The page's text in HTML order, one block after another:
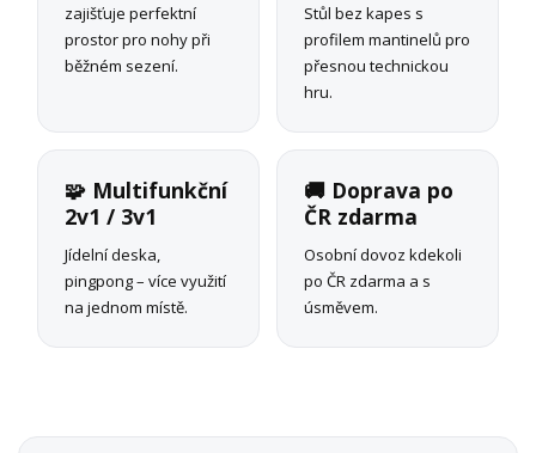
zajišťuje perfektní
prostor pro nohy při
běžném sezení.
Stůl bez kapes s
profilem mantinelů pro
přesnou technickou
hru.
🧩 Multifunkční
2v1 / 3v1
Jídelní deska,
pingpong – více využití
na jednom místě.
🚚 Doprava po
ČR zdarma
Osobní dovoz kdekoli
po ČR zdarma a s
úsměvem.